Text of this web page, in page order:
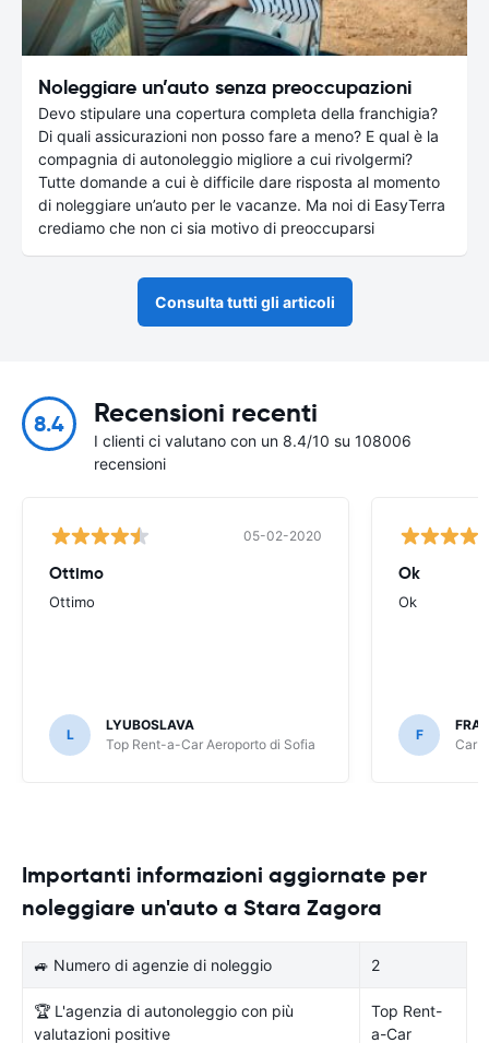
Noleggiare un’auto senza preoccupazioni
Devo stipulare una copertura completa della franchigia?
Di quali assicurazioni non posso fare a meno? E qual è la
compagnia di autonoleggio migliore a cui rivolgermi?
Tutte domande a cui è difficile dare risposta al momento
di noleggiare un’auto per le vacanze. Ma noi di EasyTerra
crediamo che non ci sia motivo di preoccuparsi
Consulta tutti gli articoli
8.4 Recensioni recenti
I clienti ci valutano con un 8.4/10 su 108006
recensioni
05-02-2020
Ottimo
Ottimo
L
LYUBOSLAVA
Top Rent-a-Car Aeroporto di Sofia
Ok
Ok
F
Importanti informazioni aggiornate per
noleggiare un'auto a Stara Zagora
🚙 Numero di agenzie di noleggio 2
🏆 L'agenzia di autonoleggio con più
valutazioni positive
Top Rent-
a-Car